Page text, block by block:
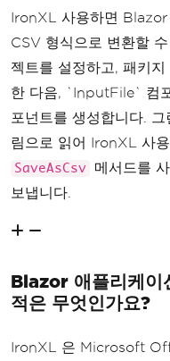
IronXL 사용하면 Blazor
CSV 형식으로 변환할
젝트를 설정하고, 패키
한 다음, `InputFile` 컴
포넌트를 생성합니다.
림으로 읽어 IronXL 사용
SaveAsCsv
메서드를
보냅니다.
Blazor 애플리케이
적은 무엇인가요?
IronXL 은 Microsoft